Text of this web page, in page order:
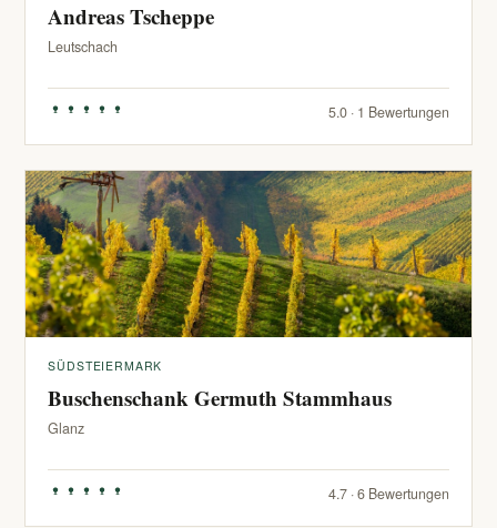
Andreas Tscheppe
Leutschach
5.0 · 1 Bewertungen
SÜDSTEIERMARK
Buschenschank Germuth Stammhaus
Glanz
4.7 · 6 Bewertungen